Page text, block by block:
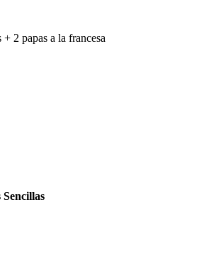
+ 2 papas a la francesa